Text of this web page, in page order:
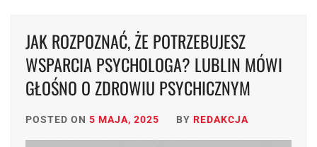
JAK ROZPOZNAĆ, ŻE POTRZEBUJESZ
WSPARCIA PSYCHOLOGA? LUBLIN MÓWI
GŁOŚNO O ZDROWIU PSYCHICZNYM
POSTED ON 5 MAJA, 2025 BY REDAKCJA